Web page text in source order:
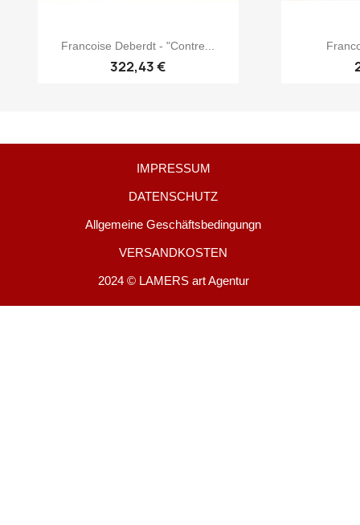
Francoise Deberdt - "Contre...
322,43 €
IMPRESSUM
DATENSCHUTZ
Allgemeine Geschäftsbedingungn
VERSANDKOSTEN
2024 © LAMERS art Agentur